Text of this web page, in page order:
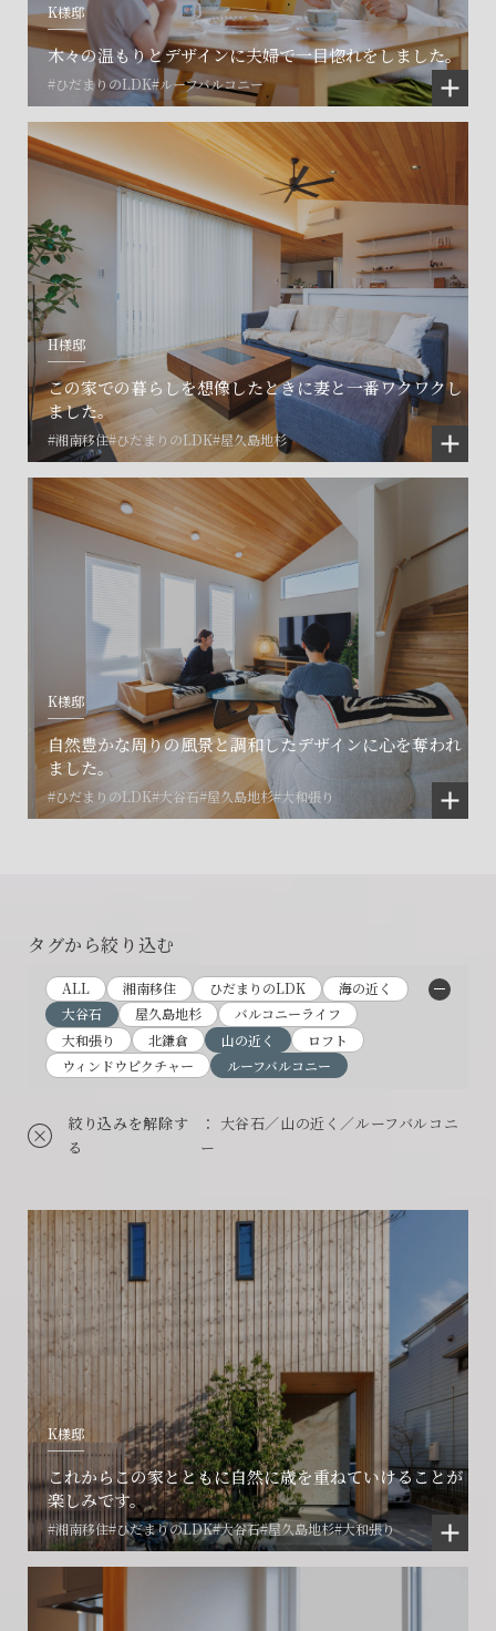
K様邸
木々の温もりとデザインに夫婦で一目惚れをしました。
#ひだまりのLDK#ルーフバルコニー
H様邸
この家での暮らしを想像したときに妻と一番ワクワクし
ました。
#湘南移住#ひだまりのLDK#屋久島地杉
K様邸
自然豊かな周りの風景と調和したデザインに心を奪われ
ました。
#ひだまりのLDK#大谷石#屋久島地杉#大和張り
タグから絞り込む
ALL 湘南移住 ひだまりのLDK
海の近く
大谷石
屋久島地杉
バルコニーライフ
大和張り
北鎌倉 山の近く
ロフト
ウィンドウピクチャー
ルーフバルコニー
絞り込みを解除す
る
： 大谷石／山の近く／ルーフバルコニ
ー
K様邸
これからこの家とともに自然に歳を重ねていけることが
楽しみです。
#湘南移住#ひだまりのLDK#大谷石#屋久島地杉#大和張り
©SET inc.